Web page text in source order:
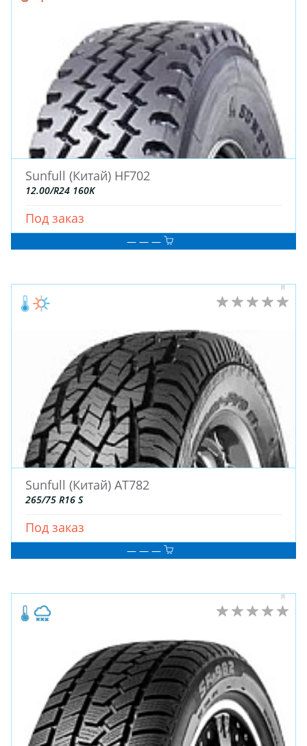
ДЛЯ ГРУЗОВЫХ АВТО
ДЛЯ ЛЕГКОВЫХ АВТО
ШИНЫ
ДИСКИ
АККУМУЛЯТОРЫ
Sunfull (Китай) HF702
12.00/R24 160K
Под заказ
— — —
Sunfull (Китай) AT782
265/75 R16 S
Под заказ
— — —